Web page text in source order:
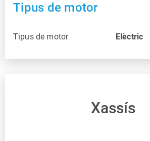
Tipus de motor
Tipus de motor Elèctric
Xassís